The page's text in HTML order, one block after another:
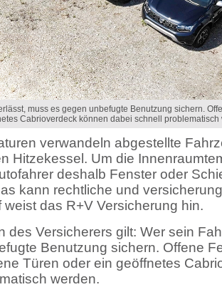
muss es gegen unbefugte Benutzung sichern.
Cabrioverdeck können dabei schnell problematisch
verwandeln abgestellte
Hitzekessel. Um die
deshalb Fenster oder
kann rechtliche und
weist das R+V Versicherung hin.
des Versicherers gilt: Wer sein
Benutzung sichern. Offene
Türen oder ein geöffnetes
werden.